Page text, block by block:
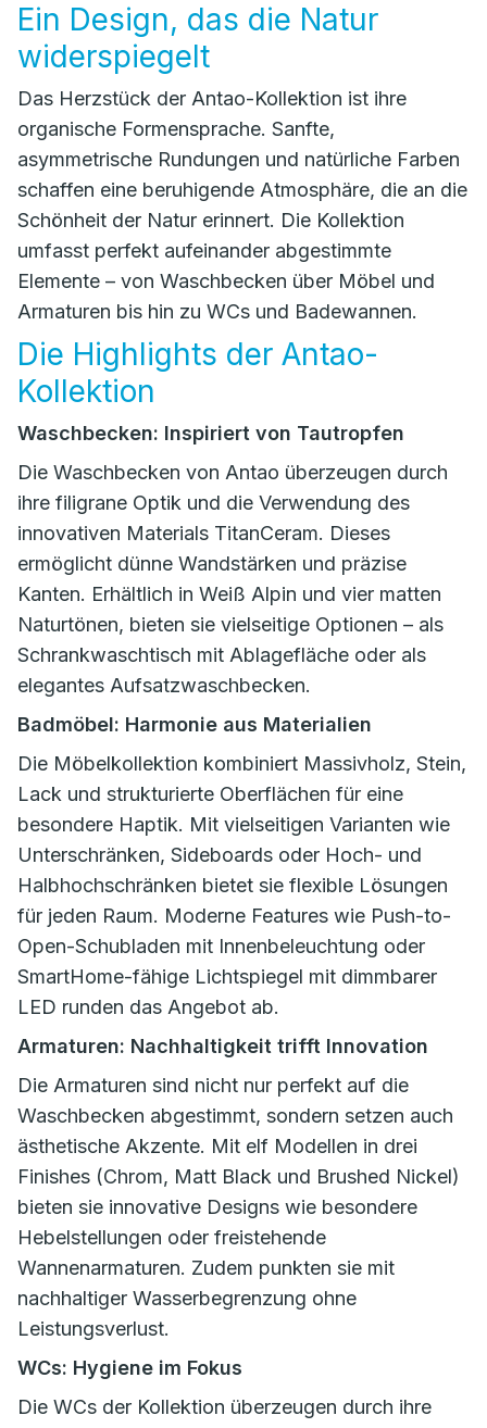
Ein Design, das die Natur
widerspiegelt
Das Herzstück der Antao-Kollektion ist ihre
organische Formensprache. Sanfte,
asymmetrische Rundungen und natürliche Farben
schaffen eine beruhigende Atmosphäre, die an die
Schönheit der Natur erinnert. Die Kollektion
umfasst perfekt aufeinander abgestimmte
Elemente – von Waschbecken über Möbel und
Armaturen bis hin zu WCs und Badewannen.
Die Highlights der Antao-
Kollektion
Waschbecken: Inspiriert von Tautropfen
Die Waschbecken von Antao überzeugen durch
ihre filigrane Optik und die Verwendung des
innovativen Materials TitanCeram. Dieses
ermöglicht dünne Wandstärken und präzise
Kanten. Erhältlich in Weiß Alpin und vier matten
Naturtönen, bieten sie vielseitige Optionen – als
Schrankwaschtisch mit Ablagefläche oder als
elegantes Aufsatzwaschbecken.
Badmöbel: Harmonie aus Materialien
Die Möbelkollektion kombiniert Massivholz, Stein,
Lack und strukturierte Oberflächen für eine
besondere Haptik. Mit vielseitigen Varianten wie
Unterschränken, Sideboards oder Hoch- und
Halbhochschränken bietet sie flexible Lösungen
für jeden Raum. Moderne Features wie Push-to-
Open-Schubladen mit Innenbeleuchtung oder
SmartHome-fähige Lichtspiegel mit dimmbarer
LED runden das Angebot ab.
Armaturen: Nachhaltigkeit trifft Innovation
Die Armaturen sind nicht nur perfekt auf die
Waschbecken abgestimmt, sondern setzen auch
ästhetische Akzente. Mit elf Modellen in drei
Finishes (Chrom, Matt Black und Brushed Nickel)
bieten sie innovative Designs wie besondere
Hebelstellungen oder freistehende
Wannenarmaturen. Zudem punkten sie mit
nachhaltiger Wasserbegrenzung ohne
Leistungsverlust.
WCs: Hygiene im Fokus
Die WCs der Kollektion überzeugen durch ihre